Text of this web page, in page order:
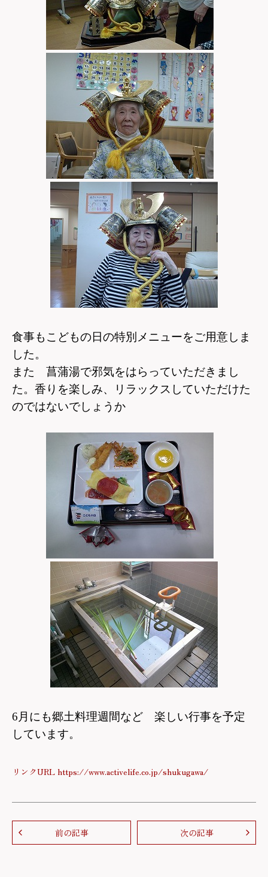
食事もこどもの日の特別メニューをご用意しま
した。
また 菖蒲湯で邪気をはらっていただきまし
た。 香りを楽しみ、リラックスしていただけた
のではないでしょうか
6月にも郷土料理週間など 楽しい行事を予定
しています。
リンクURL https://www.activelife.co.jp/shukugawa/
前の記事 次の記事